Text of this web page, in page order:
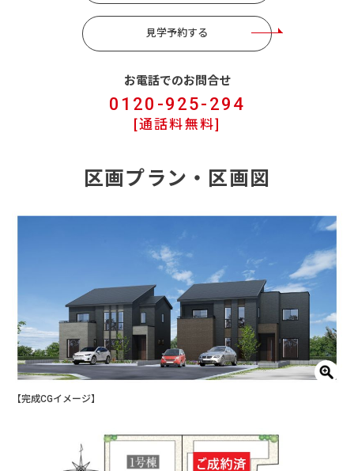
見学予約する
お電話でのお問合せ
0120-925-294
[通話料無料]
区画プラン・区画図
【完成CGイメージ】